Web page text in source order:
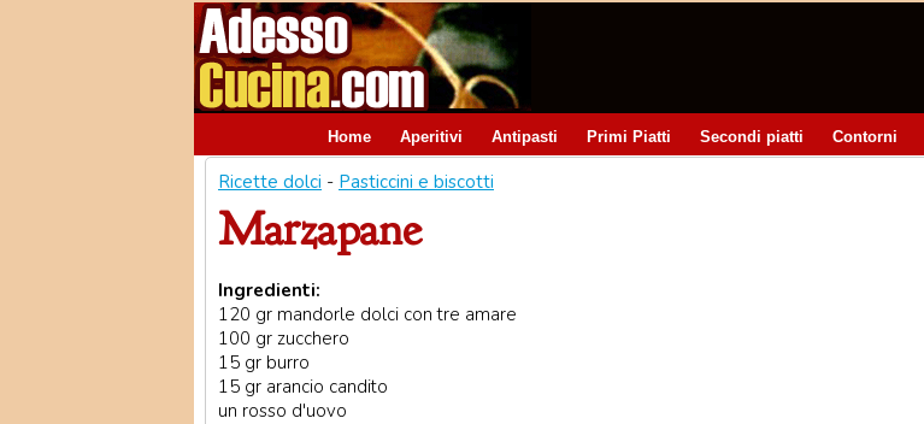
Home Aperitivi Antipasti Primi Piatti Secondi piatti Contorni
Ricette dolci - Pasticcini e biscotti
Marzapane
Ingredienti:
120 gr mandorle dolci con tre amare
100 gr zucchero
15 gr burro
15 gr arancio candito
un rosso d'uovo